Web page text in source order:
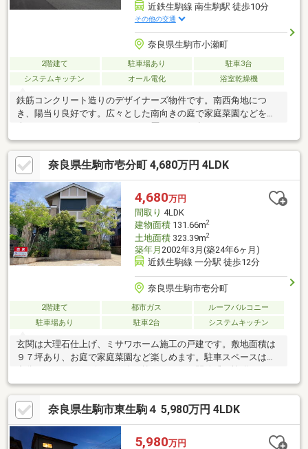
近鉄生駒線 南生駒駅 徒歩10分
その他の交通
奈良県生駒市小瀬町
2階建て 駐車場あり
駐車3台
システムキッチン
オール電化 浴室乾燥機
鉄筋コンクリート造りのデザイナーズ物件です。南西角地につ
き、陽当り良好です。広々とした南向きの庭で家庭菜園などをお
楽しみいただけます。リフォーム歴あり2022年12月・システムキ
ッチン新設2018年11月・ユニットバス入替・トイレ入替・外壁塗
装
奈良県生駒市壱分町 4,680万円 4LDK
4,680万円
間取り 4LDK
建物面積131.66m2
土地面積323.39m2
築年月 2002年3月(築24年6ヶ月)
近鉄生駒線 一分駅 徒歩12分
奈良県生駒市壱分町
2階建て 都市ガス
ルーフバルコニー
駐車場あり
駐車2台 システムキッチン
玄関は大理石仕上げ、ミサワホーム施工の戸建です。敷地面積は
９７坪あり、お庭で家庭菜園など楽しめます。駐車スペースは２
リビングに備え付けのエアコンが２基ついています。南西向きで
陽当たり良好です。前面道路との高低差はあまりなく住みやすい
です。空家のためすぐにでも内覧可能です。
奈良県生駒市東生駒４ 5,980万円 4LDK
5,980万円